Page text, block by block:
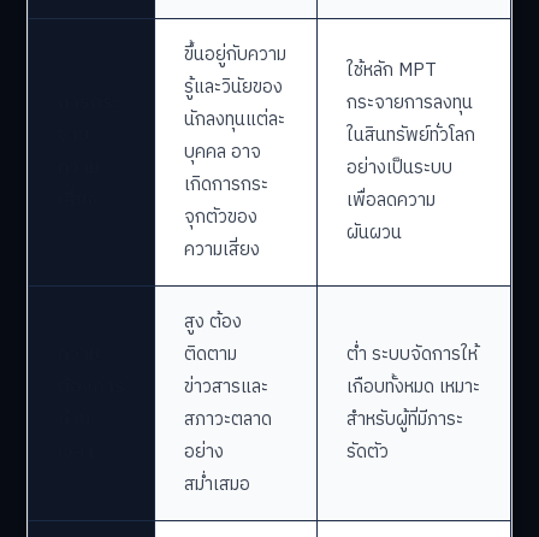
ขึ้นอยู่กับความ
รู้และวินัยของ
นักลงทุนแต่ละ
บุคคล อาจ
เกิดการกระ
จุกตัวของ
ความเสี่ยง
ใช้หลัก MPT
กระจายการลงทุน
ในสินทรัพย์ทั่วโลก
อย่างเป็นระบบ
เพื่อลดความ
ผันผวน
สูง ต้อง
ติดตาม
ข่าวสารและ
สภาวะตลาด
อย่าง
สม่ำเสมอ
ต่ำ ระบบจัดการให้
เกือบทั้งหมด เหมาะ
สำหรับผู้ที่มีภาระ
รัดตัว